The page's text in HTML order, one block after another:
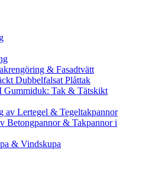
& Fasadtvätt
Dubbelfalsat Plåttak
Gummiduk: Tak & Tätskikt
av Lertegel & Tegeltakpannor
Betongpannor & Takpannor i
& Vindskupa